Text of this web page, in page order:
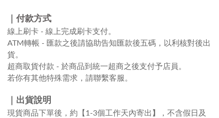
｜ 付款方式
線上刷卡 - 線上完成刷卡支付。
ATM轉帳 - 匯款之後請協助告知匯款後五碼，以利核對後出
貨。
超商取貨付款 - 於商品到統一超商之後支付予店員 。
若你有其他特殊需求，請聯繫客服 。
｜出貨說明
現貨商品下單後，約【1-3個工作天內寄出 】
，不含假日及